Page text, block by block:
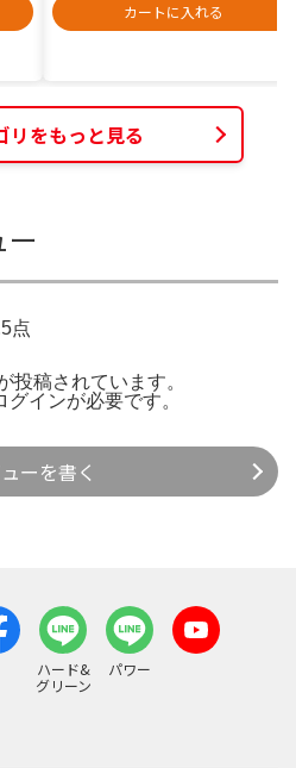
カートに入れる
リをもっと見る
点
投稿されています。
グインが必要です。
ーを書く
ハード&
グリーン
パワー